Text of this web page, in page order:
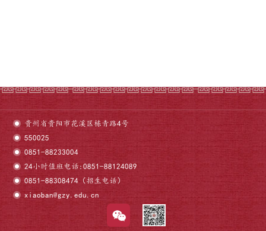
贵州省贵阳市花溪区栋青路4号
550025
0851-88233004
24小时值班电话:0851-88124089
0851-88308474（招生电话）
xiaoban@gzy.edu.cn